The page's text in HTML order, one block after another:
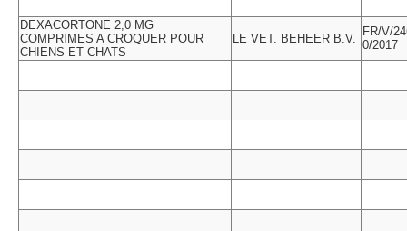
DEXACORTONE 2,0 MG
COMPRIMES A CROQUER POUR
CHIENS ET CHATS
LE VET. BEHEER B.V.
FR/V/
0/2017